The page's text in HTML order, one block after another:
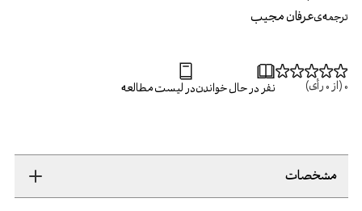
ترجمه‌یعرفان مجیب
0 (از 0 رأی) نفر در حال خواندندر لیست مطالعه
مشخصات